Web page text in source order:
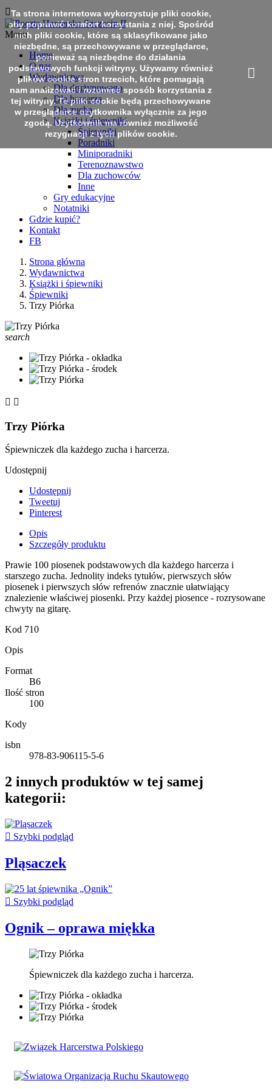
Ta strona internetowa wykorzystuje pliki cookie,
aby poprawić komfort korzystania z niej. Spośród
nich pliki cookie, które są sklasyfikowane jako
niezbędne, są przechowywane w przeglądarce,
ponieważ są niezbędne do działania
podstawowych funkcji witryny. Używamy również
plików cookie stron trzecich, które pomagają
nam analizować i rozumieć sposób korzystania z
tej witryny. Te pliki cookie będą przechowywane
w przeglądarce użytkownika wyłącznie za jego
zgodą. Użytkownik ma również możliwość
rezygnacji z tych plików cookie.

Menu
Home
O nas
Wydawnictwa
Dla drużynowego
Dla harcerza
Dla zucha
Książki i śpiewniki
Śpiewniki
Poradniki
Miniporadniki
Terenoznawstwo
Dla zuchowców
Inne
Gry edukacyjne
Notatniki
Gdzie kupić?
Kontakt
FB
Strona główna
Wydawnictwa
Książki i śpiewniki
Śpiewniki
Trzy Piórka
search
 
Trzy Piórka
Śpiewniczek dla każdego zucha i harcerza.
Udostępnij
Udostępnij
Tweetuj
Pinterest
Opis
Szczegóły produktu
Prawie 100 piosenek podstawowych dla każdego harcerza i
starszego zucha. Jednolity indeks tytułów, pierwszych słów
piosenek i pierwszych słów refrenów znacznie ułatwiający
znalezienie właściwej piosenki. Przy każdej piosence - rozrysowane
chwyty na gitarę.
Kod 710
Opis
Format
B6
Ilość stron
100
Kody
isbn
978-83-906115-5-6
2 innych produktów w tej samej
kategorii:
 Szybki podgląd
Pląsaczek
 Szybki podgląd
Ognik – oprawa miękka
Śpiewniczek dla każdego zucha i harcerza.